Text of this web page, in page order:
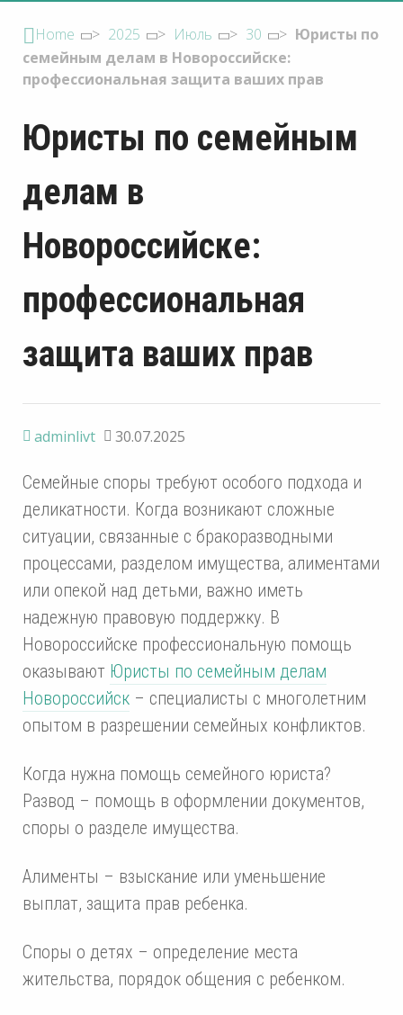
Home > 2025 > Июль > 30 > Юристы по
семейным делам в Новороссийске:
профессиональная защита ваших прав
Юристы по семейным
делам в
Новороссийске:
профессиональная
защита ваших прав
adminlivt 30.07.2025
Семейные споры требуют особого подхода и
деликатности. Когда возникают сложные
ситуации, связанные с бракоразводными
процессами, разделом имущества, алиментами
или опекой над детьми, важно иметь
надежную правовую поддержку. В
Новороссийске профессиональную помощь
оказывают Юристы по семейным делам
Новороссийск – специалисты с многолетним
опытом в разрешении семейных конфликтов.
Когда нужна помощь семейного юриста?
Развод – помощь в оформлении документов,
споры о разделе имущества.
Алименты – взыскание или уменьшение
выплат, защита прав ребенка.
Споры о детях – определение места
жительства, порядок общения с ребенком.